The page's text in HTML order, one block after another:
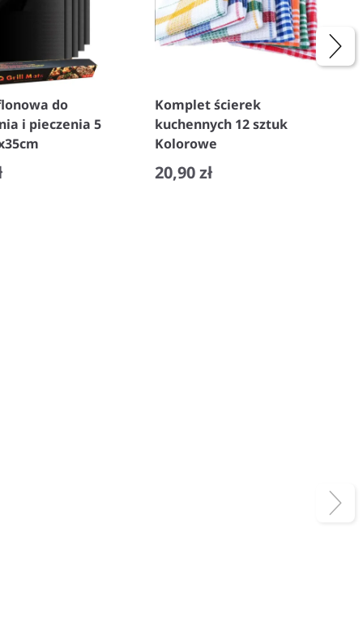
do
i pieczenia 5
Komplet ścierek
kuchennych 12 sztuk
Kolorowe
20,90 zł